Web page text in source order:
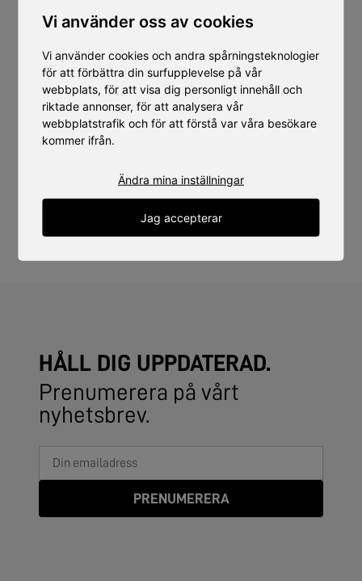
Vi använder oss av cookies
Vi använder cookies och andra spårningsteknologier
för att förbättra din surfupplevelse på vår
webbplats, för att visa dig personligt innehåll och
riktade annonser, för att analysera vår
webbplatstrafik och för att förstå var våra besökare
kommer ifrån.
Jag accepterar
Ändra mina inställningar
inslag i handeln – ett grönt bageri för färska bladgrönsaker.
För mer information, vänligen kontakta:
ANDERS ERIKSSON
070-314 55 90
HÅLL DIG UPPDATERAD.
Prenumerera på vårt
nyhetsbrev.
PRENUMERERA